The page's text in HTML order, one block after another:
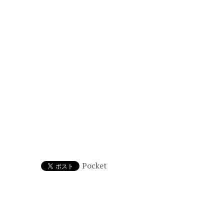
Pocket